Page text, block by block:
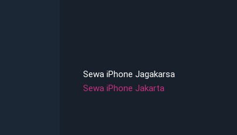
Sewa iPhone Jagakarsa
Sewa iPhone Jakarta